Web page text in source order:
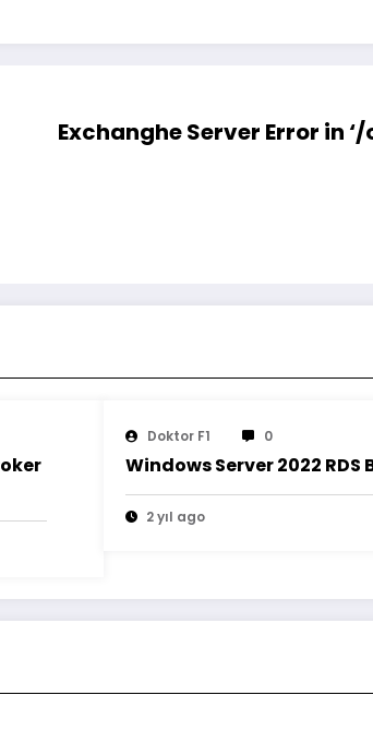
Exchanghe Server Error in
Doktor F1 0
Windows Server 2022 RDS
2 yıl ago